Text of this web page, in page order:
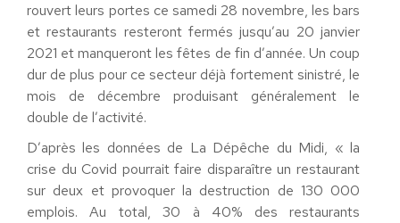
rouvert leurs portes ce samedi 28 novembre, les bars
et restaurants resteront fermés jusqu’au 20 janvier
2021 et manqueront les fêtes de fin d’année. Un coup
dur de plus pour ce secteur déjà fortement sinistré, le
mois de décembre produisant généralement le
double de l’activité.
D’après les données de La Dépêche du Midi, « la
crise du Covid pourrait faire disparaître un restaurant
sur deux et provoquer la destruction de 130 000
emplois. Au total, 30 à 40% des restaurants